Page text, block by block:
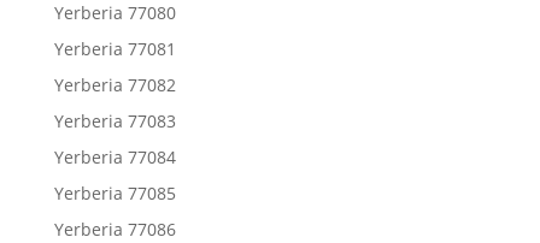
Yerberia 77080
Yerberia 77081
Yerberia 77082
Yerberia 77083
Yerberia 77084
Yerberia 77085
Yerberia 77086